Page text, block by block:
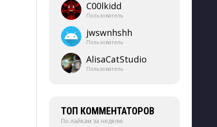
C00lkidd
Пользователь
jwswnhshh
Пользователь
AlisaCatStudio
Пользователь
ТОП КОММЕНТАТОРОВ
По лайкам за неделю